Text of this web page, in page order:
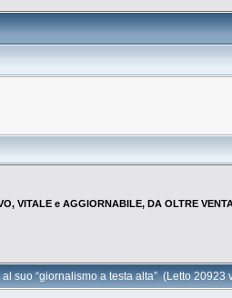
VITALE e AGGIORNABILE, DA OLTRE
suo “giornalismo a testa alta” (Letto 20923